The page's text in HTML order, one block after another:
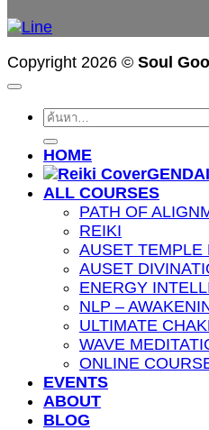
Copyright 2026 © Soul
ค้นหา:
HOME
ALL COURSES
PATH OF
REIKI
AUSET TEMPLE
AUSET
ENERGY
NLP –
ULTIMATE
WAVE
ONLINE
EVENTS
ABOUT
BLOG